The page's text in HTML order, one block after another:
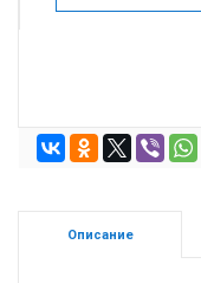
Описание